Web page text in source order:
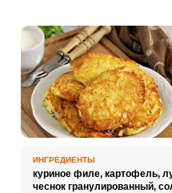
ИНГРЕДИЕНТЫ
куриное филе, картофель,
чеснок гранулированный,